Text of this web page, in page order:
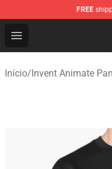
FREE
Open menu
Invent Animate
Início/Invent Animate